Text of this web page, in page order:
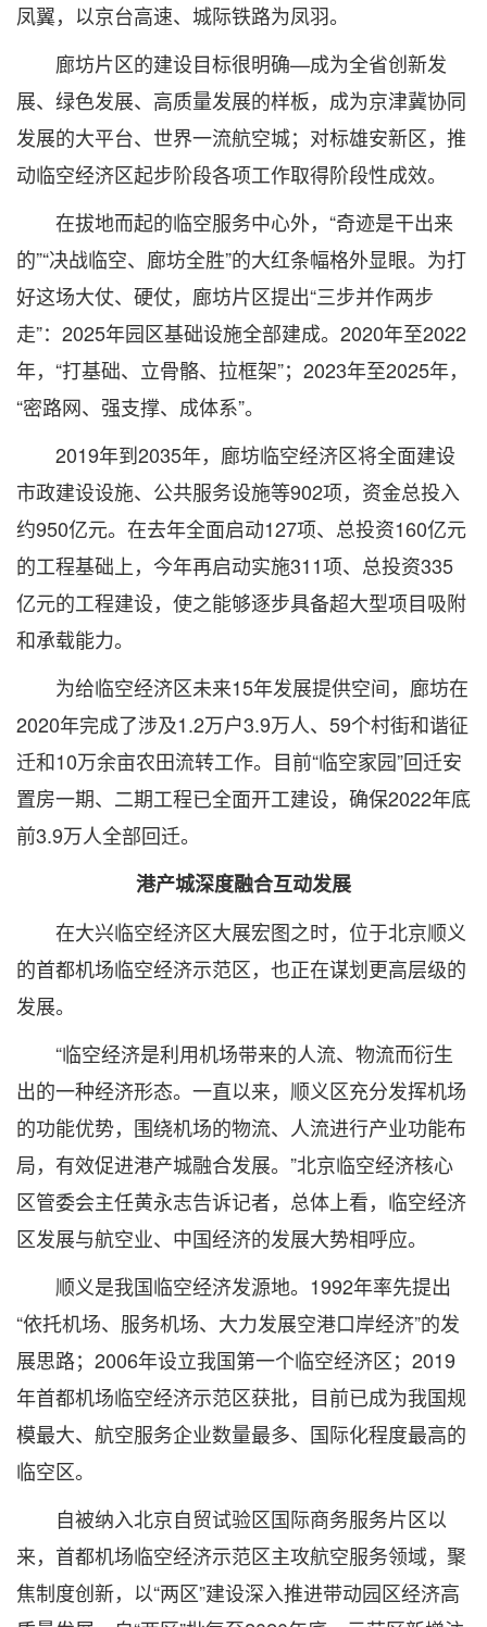
凤翼，以京台高速、城际铁路为凤羽。
廊坊片区的建设目标很明确—成为全省创新发
展、绿色发展、高质量发展的样板，成为京津冀协同
发展的大平台、世界一流航空城；对标雄安新区，推
动临空经济区起步阶段各项工作取得阶段性成效。
在拔地而起的临空服务中心外，“奇迹是干出来
的”“决战临空、廊坊全胜”的大红条幅格外显眼。为打
好这场大仗、硬仗，廊坊片区提出“三步并作两步
走”：2025年园区基础设施全部建成。2020年至2022
年，“打基础、立骨骼、拉框架”；2023年至2025年，
“密路网、强支撑、成体系”。
2019年到2035年，廊坊临空经济区将全面建设
市政建设设施、公共服务设施等902项，资金总投入
约950亿元。在去年全面启动127项、总投资160亿元
的工程基础上，今年再启动实施311项、总投资335
亿元的工程建设，使之能够逐步具备超大型项目吸附
和承载能力。
为给临空经济区未来15年发展提供空间，廊坊在
2020年完成了涉及1.2万户3.9万人、59个村街和谐征
迁和10万余亩农田流转工作。目前“临空家园”回迁安
置房一期、二期工程已全面开工建设，确保2022年底
前3.9万人全部回迁。
港产城深度融合互动发展
在大兴临空经济区大展宏图之时，位于北京顺义
的首都机场临空经济示范区，也正在谋划更高层级的
发展。
“临空经济是利用机场带来的人流、物流而衍生
出的一种经济形态。一直以来，顺义区充分发挥机场
的功能优势，围绕机场的物流、人流进行产业功能布
局，有效促进港产城融合发展。”北京临空经济核心
区管委会主任黄永志告诉记者，总体上看，临空经济
区发展与航空业、中国经济的发展大势相呼应。
顺义是我国临空经济发源地。1992年率先提出
“依托机场、服务机场、大力发展空港口岸经济”的发
展思路；2006年设立我国第一个临空经济区；2019
年首都机场临空经济示范区获批，目前已成为我国规
模最大、航空服务企业数量最多、国际化程度最高的
临空区。
自被纳入北京自贸试验区国际商务服务片区以
来，首都机场临空经济示范区主攻航空服务领域，聚
焦制度创新，以“两区”建设深入推进带动园区经济高